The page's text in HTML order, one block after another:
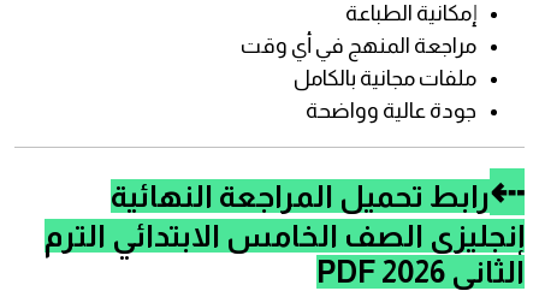
إمكانية الطباعة
مراجعة المنهج في أي وقت
ملفات مجانية بالكامل
جودة عالية وواضحة
⇠رابط تحميل المراجعة النهائية
إنجليزي الصف الخامس الابتدائي الترم
الثاني 2026 PDF